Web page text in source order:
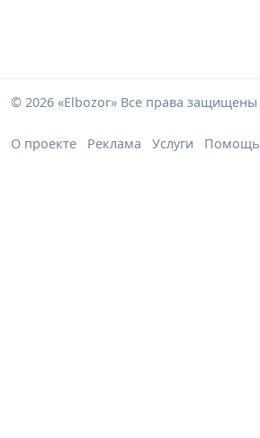
© 2026 «Elbozor» Все права защищены
О проекте Реклама Услуги Помощь